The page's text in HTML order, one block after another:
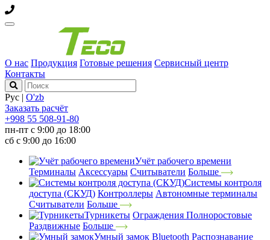
О нас Продукция Готовые решения Сервисный центр
Контакты
Рус | O'zb
Заказать расчёт
+998 55 508-91-80
пн-пт с 9:00 до 18:00
сб с 9:00 до 16:00
Учёт рабочего времени
Терминалы Аксессуары Считыватели Больше
Системы контроля
доступа (СКУД) Контроллеры Автономные терминалы
Считыватели Больше
Турникеты Ограждения Полноростовые
Раздвижные Больше
Умный замок Bluetooth Распознавание